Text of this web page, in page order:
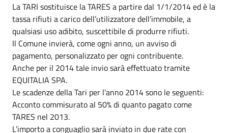
La TARI sostituisce la TARES a partire dal 1/1/2014 ed è la
tassa rifiuti a carico dell’utilizzatore dell’immobile, a
qualsiasi uso adibito, suscettibile di produrre rifiuti.
Il Comune invierà, come ogni anno, un avviso di
pagamento, personalizzato per ogni contribuente.
Anche per il 2014 tale invio sarà effettuato tramite
EQUITALIA SPA.
Le scadenze della Tari per l’anno 2014 sono le seguenti:
Acconto commisurato al 50% di quanto pagato come
TARES nel 2013.
L’importo a conguaglio sarà inviato in due rate con